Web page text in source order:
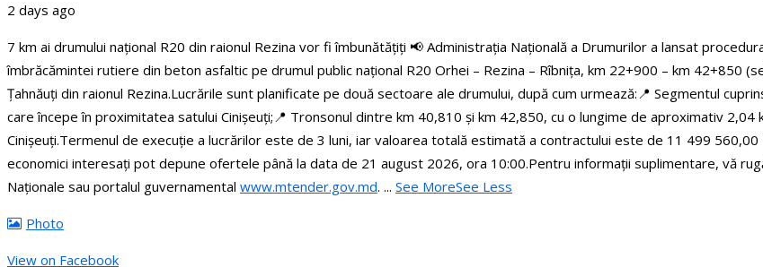
2 days ago
7 km ai drumului național R20 din raionul Rezina vor fi îmbunătățiți 📢 Administrația Națională a Drumurilor a lansat
îmbrăcămintei rutiere din beton asfaltic pe drumul public național R20 Orhei – Rezina – Rîbnița, km 22+900 – km 42+850
Țahnăuți din raionul Rezina.Lucrările sunt planificate pe două sectoare ale drumului, după cum urmează:📍 Segmentul
care începe în proximitatea satului Cinișeuți;📍 Tronsonul dintre km 40,810 și km 42,850, cu o lungime de aproximativ
Cinișeuți.Termenul de execuție a lucrărilor este de 3 luni, iar valoarea totală estimată a contractului este de 11 499 560,00
economici interesați pot depune ofertele până la data de 21 august 2026, ora 10:00.Pentru informații suplimentare, vă
Naționale sau portalul guvernamental www.mtender.gov.md. ... See MoreSee Less
Photo
View on Facebook